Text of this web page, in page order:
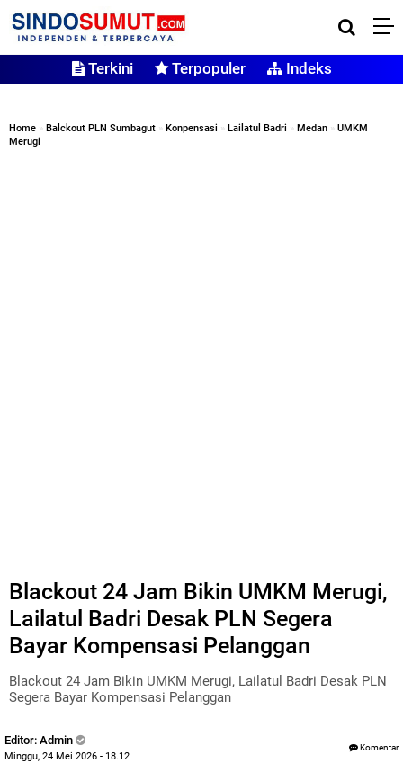
Terkini Terpopuler Indeks
Home » Balckout PLN Sumbagut » Konpensasi » Lailatul Badri » Medan » UMKM
Merugi
Blackout 24 Jam Bikin UMKM Merugi,
Lailatul Badri Desak PLN Segera
Bayar Kompensasi Pelanggan
Blackout 24 Jam Bikin UMKM Merugi, Lailatul Badri Desak PLN
Segera Bayar Kompensasi Pelanggan
Editor: Admin
Minggu, 24 Mei 2026 - 18.12
Komentar